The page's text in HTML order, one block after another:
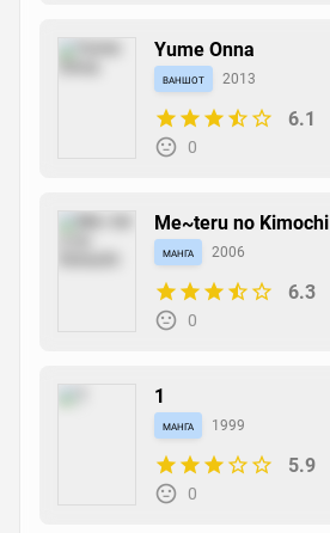
Yume Onna
ваншот 2013
6.1
0
Me~teru no Kimochi
манга 2006
6.3
0
1
манга 1999
5.9
0